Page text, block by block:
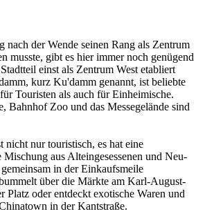
nach der Wende seinen Rang als Zentrum
musste, gibt es hier immer noch genügend
einst als Zentrum West etabliert
kurz Ku'damm genannt, ist beliebte
Touristen als auch für Einheimische.
Bahnhof Zoo und das Messegelände sind
nicht nur touristisch, es hat eine
aus Alteingesessenen und Neu-
in der Einkaufsmeile
über die Märkte am Karl-August-
Platz oder entdeckt exotische Waren und
in der Kantstraße.